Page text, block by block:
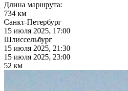
Длина маршрута:
734 км
Санкт-Петербург
15 июля 2025, 17:00
Шлиссельбург
15 июля 2025, 21:30
15 июля 2025, 23:00
52 км